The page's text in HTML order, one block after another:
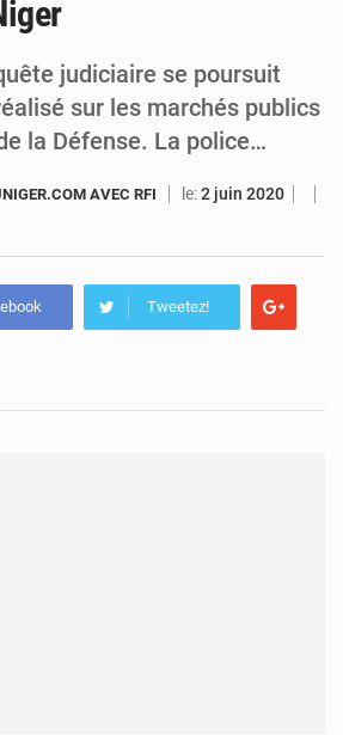
judiciaire se poursuit
sur les marchés publics
la Défense. La police…
AVEC RFI le:2 juin 2020
Tweetez!